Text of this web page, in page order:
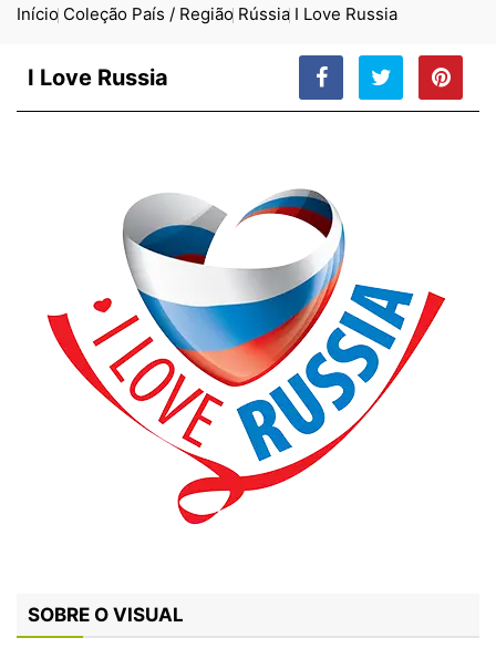
Início Coleção País / Região Rússia I Love Russia
I Love Russia
SOBRE O VISUAL